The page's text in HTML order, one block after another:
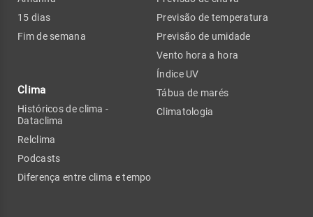
15 dias
Fim de semana
Clima
Históricos de clima -
Dataclima
Relclima
Podcasts
Diferença entre clima e tempo
Previsão de temperatura
Previsão de umidade
Vento hora a hora
Índice UV
Tábua de marés
Climatologia